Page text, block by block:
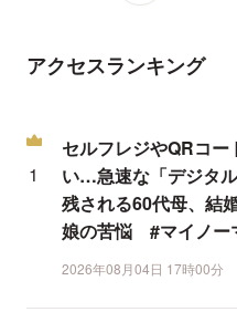
アクセスランキング
セルフレジやQRコー
い…急速な「デジタ
残される60代母、結
娘の苦悩 #マイノー
2026年08月04日 17時00分